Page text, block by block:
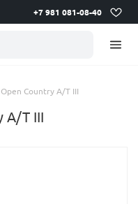
+7 981 081-08-40
Open Country A/T III
A/T III